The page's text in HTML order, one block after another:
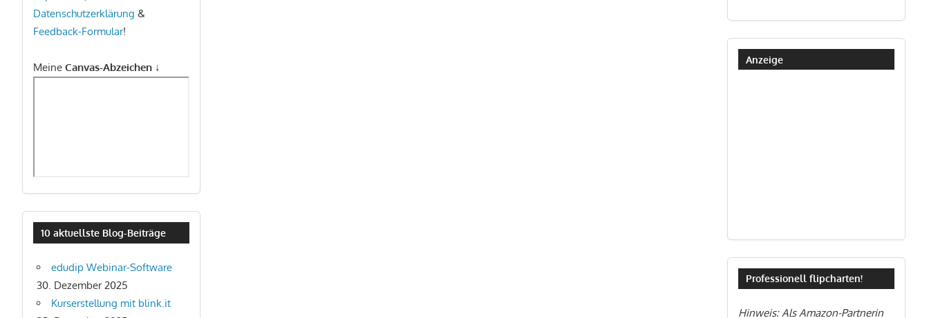
Datenschutzerklärung &
Feedback-Formular!
Meine Canvas-Abzeichen ↓
10 aktuellste Blog-Beiträge
edudip Webinar-Software
30. Dezember 2025
Kurserstellung mit blink.it
Anzeige
Professionell flipcharten!
Hinweis: Als Amazon-Partnerin